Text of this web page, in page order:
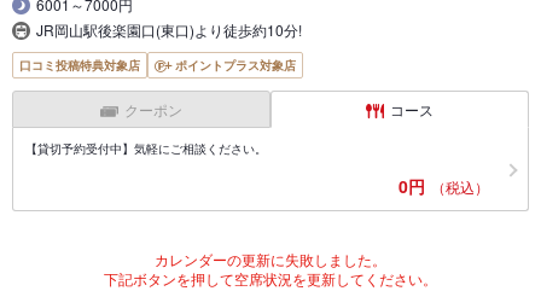
JR岡山駅後楽園口(東口)より徒歩約10分!
口コミ投稿特典対象店 ポイントプラス対象店
クーポン コース
【貸切予約受付中】気軽にご相談ください。
0円 （税込）
カレンダーの更新に失敗しました。
下記ボタンを押して空席状況を更新してください。